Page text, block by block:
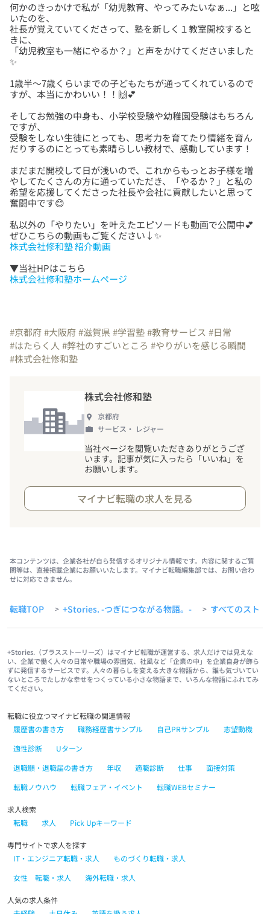
何かのきっかけで私が「幼児教育、やってみたいなぁ...」と呟
いたのを、
社長が覚えていてくださって、塾を新しく１教室開校すると
きに、
「幼児教室も一緒にやるか？」と声をかけてくださいました
1歳半〜7歳くらいまでの子どもたちが通ってくれているので
そしてお勉強の中身も、小学校受験や幼稚園受験はもちろん
ですが、
受験をしない生徒にとっても、思考力を育てたり情緒を育ん
まだまだ開校して日が浅いので、これからもっとお子様を増
やしてたくさんの方に通っていただき、「やるか？」と私の
希望を応援してくださった社長や会社に貢献したいと思って
私以外の「やりたい」を叶えたエピソードも動画で公開中💕
株式会社修和塾 紹介動画
株式会社修和塾ホームページ
#京都府#大阪府#滋賀県#学習塾#教育サービス #日常
#はたらく人 #弊社のすごいところ #やりがいを感じる瞬間
#株式会社修和塾
株式会社修和塾
京都府
サービス・ レジャー
当社ページを閲覧いただきありがとうござ
います。記事が気に入ったら「いいね」を
お願いします。
マイナビ転職の求人を見る
本コンテンツは、企業各社が自ら発信するオリジナル情報です。内容に関するご質
問等は、直接掲載企業にお願いいたします。マイナビ転職編集部では、お問い合わ
せに対応できません。
転職TOP > +Stories. -つぎにつながる物語。- > すべてのスト
+Stories.（プラスストーリーズ）はマイナビ転職が運営する、求人だけでは見えな
い、企業で働く人々の日常や職場の雰囲気、社風など「企業の中」を企業自身が飾ら
ずに発信するサービスです。人々の暮らしを変える大きな物語から、誰も気づいてい
ないところでたしかな幸せをつくっている小さな物語まで、いろんな物語にふれてみ
てください。
転職に役立つマイナビ転職の関連情報
履歴書の書き方
職務経歴書サンプル 自己PRサンプル
志望動機
適性診断
Uターン
退職願・退職届の書き方
年収 適職診断 仕事
面接対策
転職ノウハウ
転職フェア・イベント 転職WEBセミナー
求人検索
転職
求人 Pick Upキーワード
専門サイトで求人を探す
IT・エンジニア転職・求人
ものづくり転職・求人
女性 転職・求人
海外転職・求人
人気の求人条件